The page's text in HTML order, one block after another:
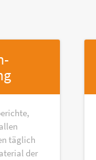
täglich
der